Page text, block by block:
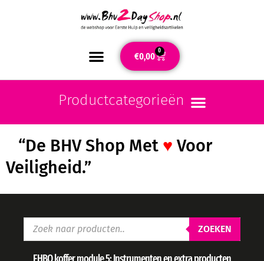
€0,00 0
“De BHV Shop Met ♥ Voor
Veiligheid.”
ZOEKEN